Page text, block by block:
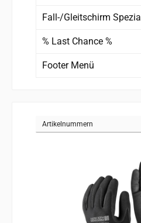
Fall-/Gleitschirm Spezial
% Last Chance %
Footer Menü